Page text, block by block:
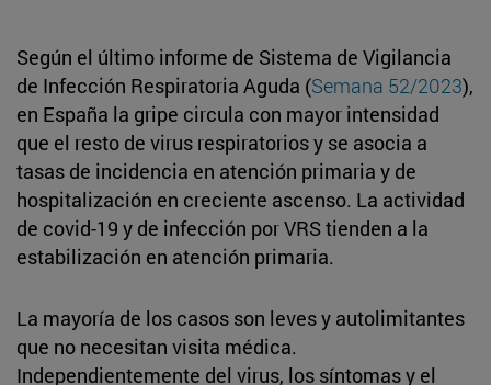
Según el último informe de Sistema de Vigilancia
de Infección Respiratoria Aguda (Semana 52/2023),
en España la gripe circula con mayor intensidad
que el resto de virus respiratorios y se asocia a
tasas de incidencia en atención primaria y de
hospitalización en creciente ascenso. La actividad
de covid-19 y de infección por VRS tienden a la
estabilización en atención primaria.
La mayoría de los casos son leves y autolimitantes
que no necesitan visita médica.
Independientemente del virus, los síntomas y el